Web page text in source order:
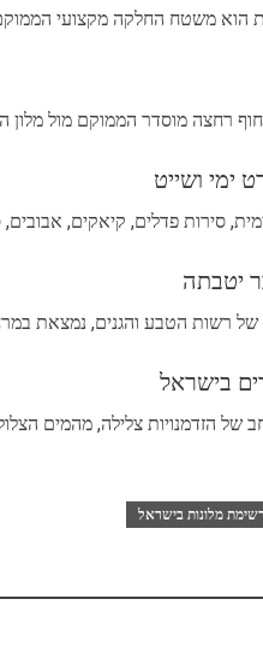
הוא משטח החלקה מקצועי
רחצה מוסדר הממוקם מול מלון
ימי ושייט
סירות פדלים, קיאקים, אבובים,
יטבתה
נסיעה מאילת. כשנוסעים בשמורה רואים מיני בעלי-חיים שנזכרו במקרא ונכחדו מנופי הארץ,
בישראל
של הזדמנויות צלילה, מהמים
רשימת מלונות בישראל